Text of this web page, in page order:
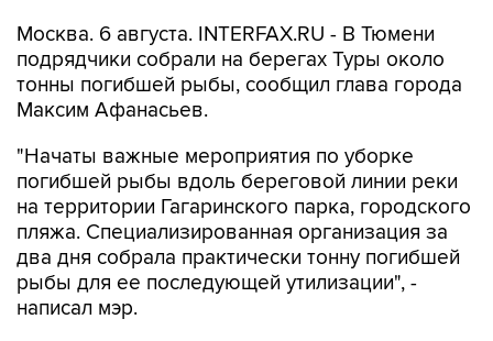
Москва. 6 августа. INTERFAX.RU - В Тюмени
подрядчики собрали на берегах Туры около
тонны погибшей рыбы, сообщил глава города
Максим Афанасьев.
"Начаты важные мероприятия по уборке
погибшей рыбы вдоль береговой линии реки
на территории Гагаринского парка, городского
пляжа. Специализированная организация за
два дня собрала практически тонну погибшей
рыбы для ее последующей утилизации", -
написал мэр.